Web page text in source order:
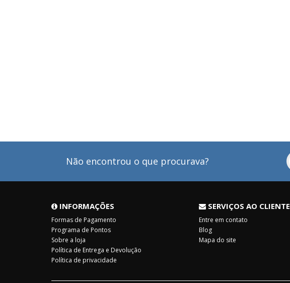
Não encontrou o que procurava?
INFORMAÇÕES
Formas de Pagamento
Programa de Pontos
Sobre a loja
Política de Entrega e Devolução
Política de privacidade
SERVIÇOS AO CLIENTE
Entre em contato
Blog
Mapa do site